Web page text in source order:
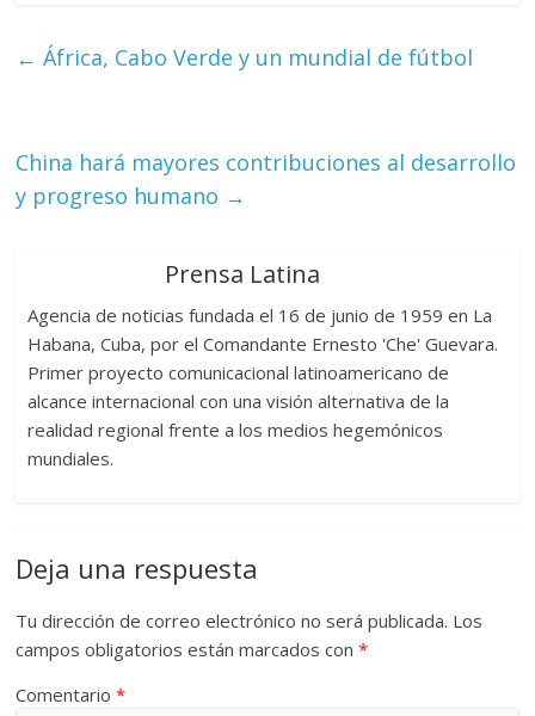
← África, Cabo Verde y un mundial de fútbol
China hará mayores contribuciones al desarrollo
y progreso humano →
Prensa Latina
Agencia de noticias fundada el 16 de junio de 1959 en La
Habana, Cuba, por el Comandante Ernesto 'Che' Guevara.
Primer proyecto comunicacional latinoamericano de
alcance internacional con una visión alternativa de la
realidad regional frente a los medios hegemónicos
mundiales.
Deja una respuesta
Tu dirección de correo electrónico no será publicada. Los
campos obligatorios están marcados con*
Comentario*